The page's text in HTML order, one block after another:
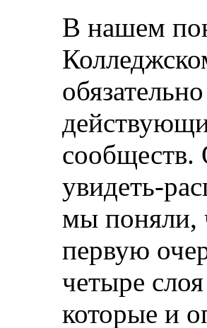
В нашем
сообществ.
увидеть-
мы поняли,
первую
четыре
которые и